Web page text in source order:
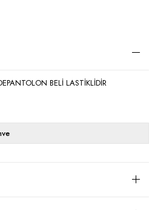
BELİ LASTİKLİDİR